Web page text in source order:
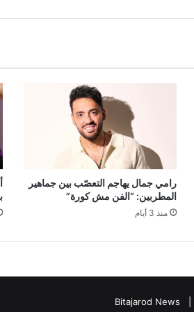
رامي جمال يهاجم التعصّب بين جماهير
المطربين: “الفن مش كورة”
منذ 3 أيام
Bitajarod News